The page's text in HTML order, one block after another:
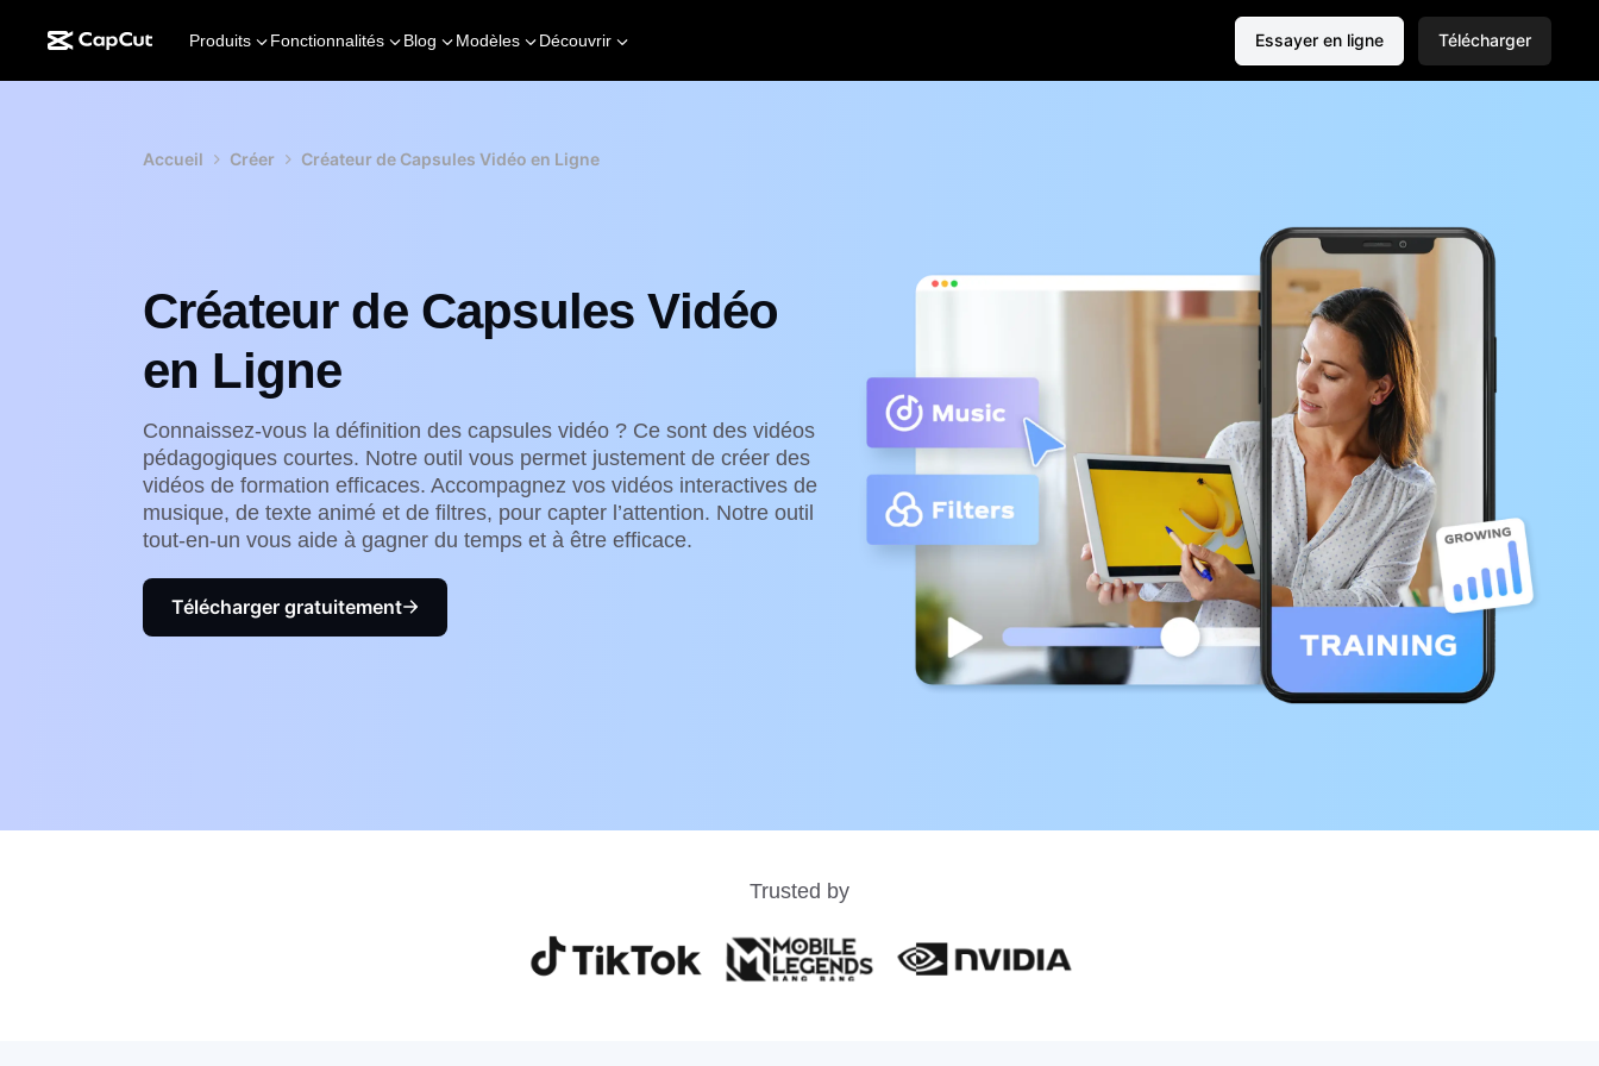
Produits Fonctionnalités Blog Modèles Découvrir Essayer en ligne Télécharger
Accueil Créer Créateur de Capsules Vidéo en Ligne
Créateur de Capsules Vidéo
en Ligne
Connaissez-vous la définition des capsules vidéo ? Ce sont des vidéos
pédagogiques courtes. Notre outil vous permet justement de créer des
vidéos de formation efficaces. Accompagnez vos vidéos interactives de
musique, de texte animé et de filtres, pour capter l’attention. Notre outil
tout-en-un vous aide à gagner du temps et à être efficace.
Télécharger gratuitement
Trusted by